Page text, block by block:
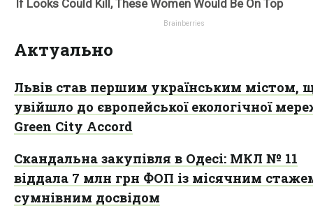
Актуально
Львів став першим українським містом,
увійшло до європейської екологічної
Green City Accord
Скандальна закупівля в Одесі: МКЛ № 11
віддала 7 млн грн ФОП із місячним
сумнівним досвідом